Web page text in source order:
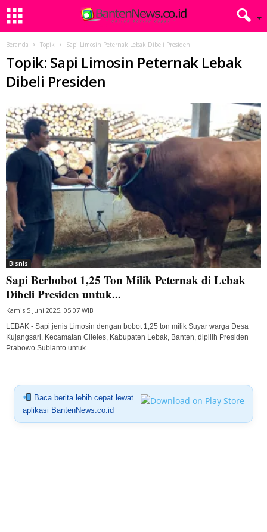
Beranda Topik Sapi Limosin Peternak Lebak Dibeli Presiden
Topik: Sapi Limosin Peternak Lebak
Dibeli Presiden
Bisnis
Sapi Berbobot 1,25 Ton Milik Peternak di Lebak
Dibeli Presiden untuk...
Kamis 5 Juni 2025, 05:07 WIB
LEBAK - Sapi jenis Limosin dengan bobot 1,25 ton milik Suyar warga Desa
Kujangsari, Kecamatan Cileles, Kabupaten Lebak, Banten, dipilih Presiden
Prabowo Subianto untuk...
Baca berita lebih cepat lewat
aplikasi BantenNews.co.id